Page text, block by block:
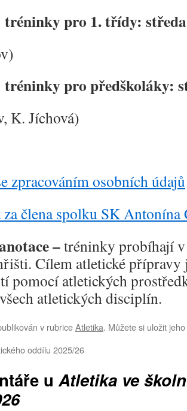
pro 1. třídy:
pro předškoláky:
K. Jíchová)
zpracováním osobních údajů
člena spolku SK Antonína
–tréninky probíhají
Cílem atletické přípravy
pomocí atletických
atletických disciplín.
v rubriceAtletika. Můžete si uložit jeho
oddílu 2025/26
uAtletika ve